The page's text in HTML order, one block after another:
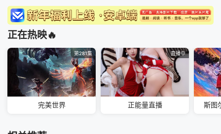
正在热映🔥
第281集
完美世界
直播中
正能量直播 斯图